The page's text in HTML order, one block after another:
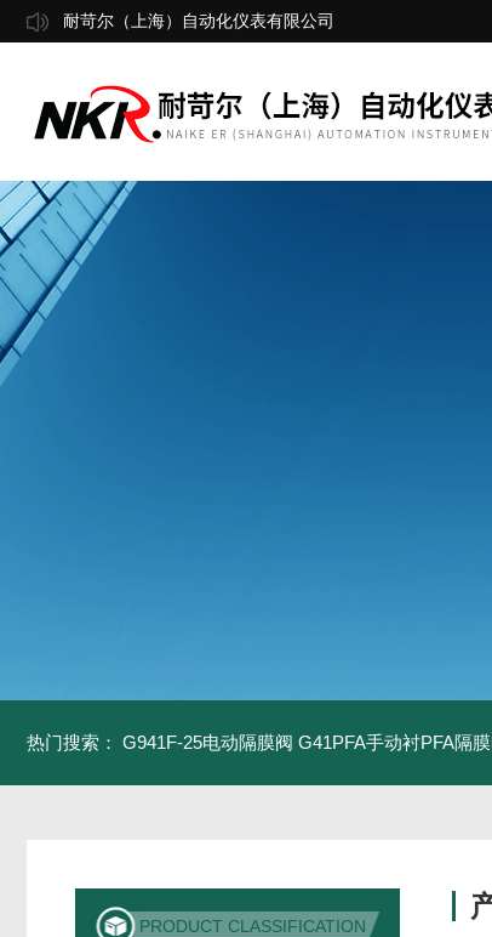
耐苛尔（上海）自动化仪表有限公司
热门搜索： G941F-25电动隔膜阀 G41PFA手动衬PFA隔
PRODUCT CLASSIFICATION